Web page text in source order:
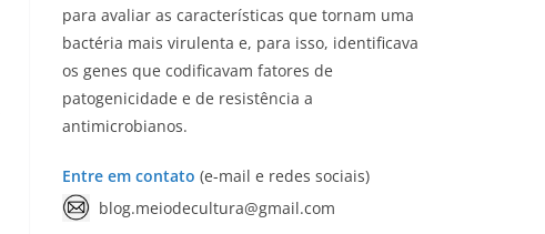
para avaliar as características que tornam uma
bactéria mais virulenta e, para isso, identificava
os genes que codificavam fatores de
patogenicidade e de resistência a
antimicrobianos.
Entre em contato (e-mail e redes sociais)
blog.meiodecultura@gmail.com